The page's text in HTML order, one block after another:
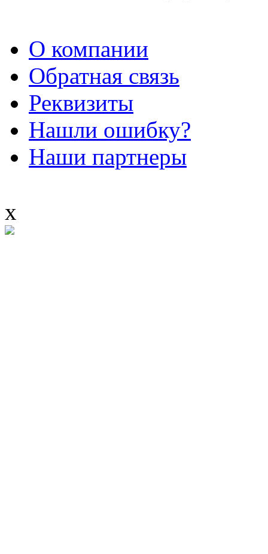
О компании
Обратная связь
Реквизиты
Нашли ошибку?
Наши партнеры
x